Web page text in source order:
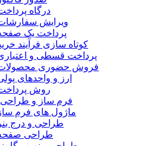
درگاه
ویرایش
پرداخت یک
کوتاه سازی فرآیند
پرداخت قسطی و
فروش حضوری
ارز و واحدهای
روش
فرم ساز و
ماژول های فرم
طراحی و درج
طراحی